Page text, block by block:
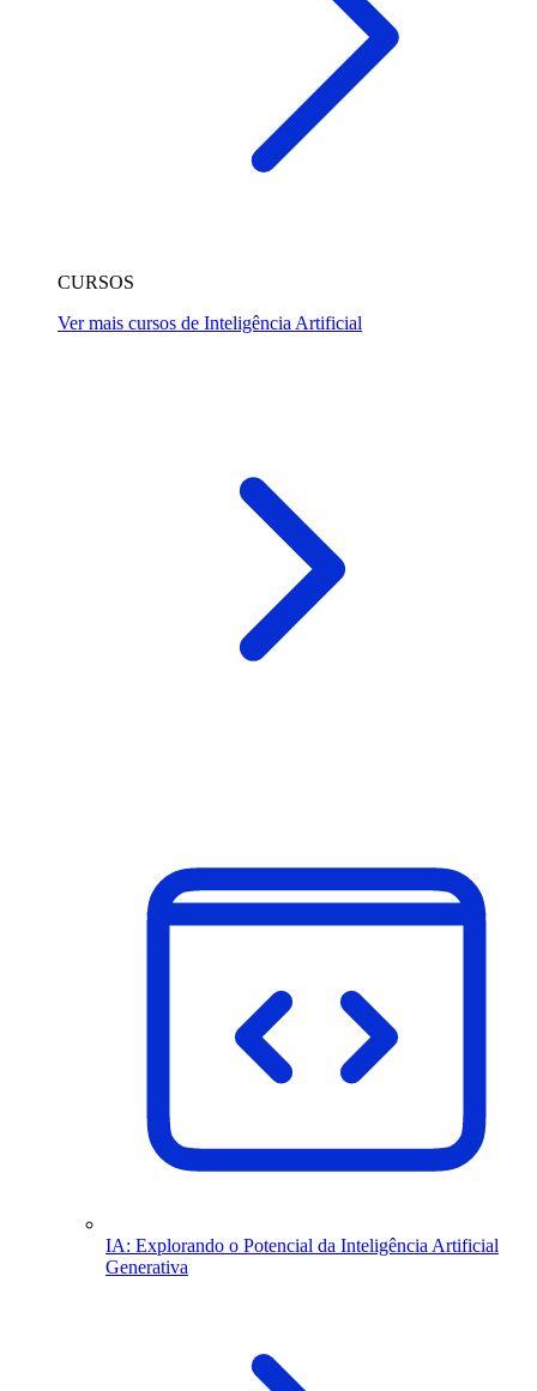
CURSOS
Ver mais cursos de Inteligência Artificial
IA: Explorando o Potencial da Inteligência Artificial
Generativa